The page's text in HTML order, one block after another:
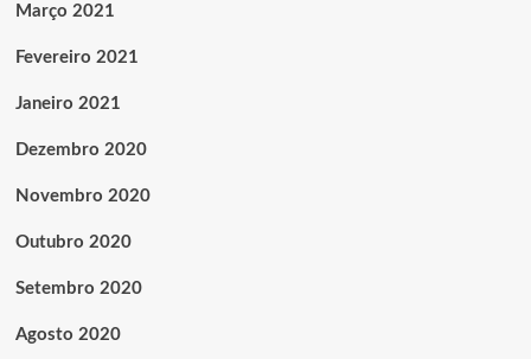
Março 2021
Fevereiro 2021
Janeiro 2021
Dezembro 2020
Novembro 2020
Outubro 2020
Setembro 2020
Agosto 2020